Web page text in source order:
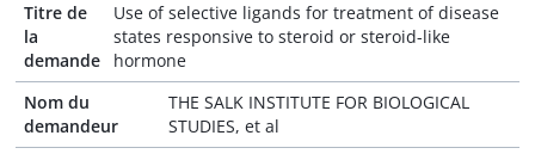
Titre de
la
demande
Use of selective ligands for treatment of disease
states responsive to steroid or steroid-like
hormone
Nom du
demandeur
THE SALK INSTITUTE FOR BIOLOGICAL
STUDIES, et al